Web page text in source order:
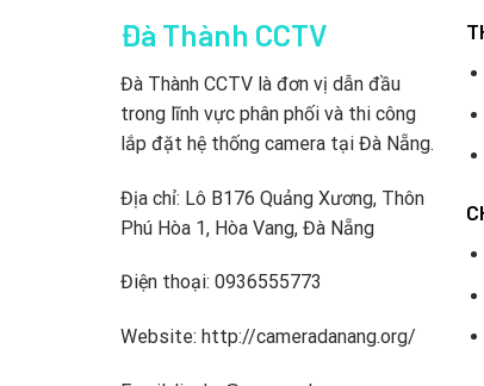
Được thành lập với năm 2001 Hikvision đã
Singapore, Australia, Brazil, Nam Phi và
Hikvision cũng phát triển mạnh mẽ với 35
2. Quá trình hình thành và
Đà Thành CCTV
Đà Thành CCTV là đơn vị dẫn đầu
trong lĩnh vực phân phối và thi công
lắp đặt hệ thống camera tại Đà Nẵng.
Địa chỉ: Lô B176 Quảng Xương, Thôn
Phú Hòa 1, Hòa Vang, Đà Nẵng
Điện thoại: 0936555773
Website: http://cameradanang.org/